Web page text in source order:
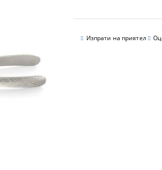
Изпрати на приятел